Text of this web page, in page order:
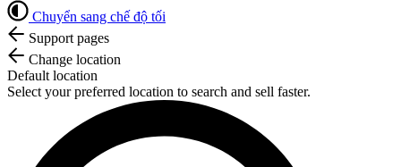
Chuyển sang chế độ tối
Support pages
Change location
Default location
Select your preferred location to search and sell faster.